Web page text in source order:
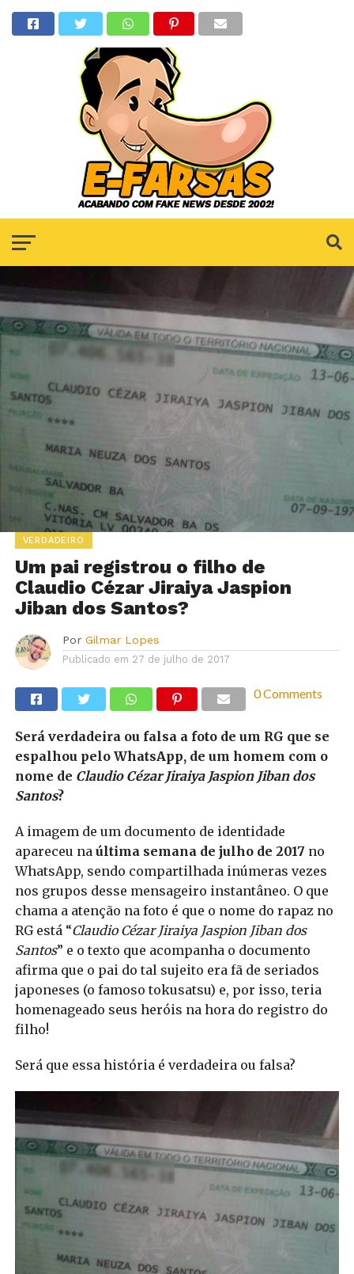
VERDADEIRO
Um pai registrou o filho de
Claudio Cézar Jiraiya Jaspion
Jiban dos Santos?
Por Gilmar Lopes
Publicado em 27 de julho de 2017
0 Comments
Será verdadeira ou falsa a foto de um RG que se
espalhou pelo WhatsApp, de um homem com o
nome de Claudio Cézar Jiraiya Jaspion Jiban dos
Santos?
A imagem de um documento de identidade
apareceu na última semana de julho de 2017 no
WhatsApp, sendo compartilhada inúmeras vezes
nos grupos desse mensageiro instantâneo. O que
chama a atenção na foto é que o nome do rapaz no
RG está “Claudio Cézar Jiraiya Jaspion Jiban dos
Santos” e o texto que acompanha o documento
afirma que o pai do tal sujeito era fã de seriados
japoneses (o famoso tokusatsu) e, por isso, teria
homenageado seus heróis na hora do registro do
filho!
Será que essa história é verdadeira ou falsa?